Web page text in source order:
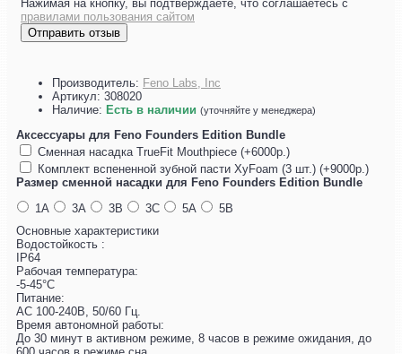
Нажимая на кнопку, вы подтверждаете, что соглашаетесь с
правилами пользования сайтом
Отправить отзыв
Производитель: Feno Labs, Inc
Артикул: 308020
Наличие: Есть в наличии (уточняйте у менеджера)
Аксессуары для Feno Founders Edition Bundle
Сменная насадка TrueFit Mouthpiece (+6000р.)
Комплект вспененной зубной пасти XyFoam (3 шт.) (+9000р.)
Размер сменной насадки для Feno Founders Edition Bundle
1А
3А 3В 3С 5А
5В
Основные характеристики
Водостойкость :
IP64
Рабочая температура:
-5-45°C
Питание:
AC 100-240В, 50/60 Гц.
Время автономной работы:
До 30 минут в активном режиме, 8 часов в режиме ожидания, до